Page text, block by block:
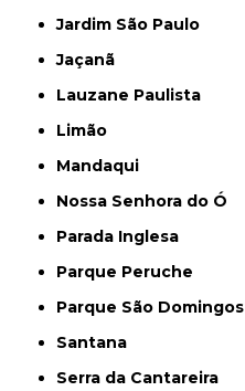
Jardim São Paulo
Jaçanã
Lauzane Paulista
Limão
Mandaqui
Nossa Senhora do Ó
Parada Inglesa
Parque Peruche
Parque São Domingos
Santana
Serra da Cantareira